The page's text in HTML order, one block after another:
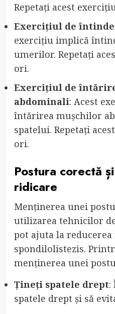
Repetați acest
Exercițiul de
exercițiu implică
umerilor. Repetați
ori.
Exercițiul de
abdominali: Acest
întărirea mușchilor
spatelui. Repetați
ori.
Postura corectă
ridicare
Menținerea unei
utilizarea tehnicilor
pot ajuta la
spondilolistezis.
menținerea unei
Țineți spatele drept:
spatele drept și să